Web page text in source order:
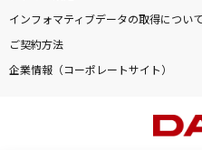
インフォマティブデータの取得について
ご契約方法
企業情報（コーポレートサイト）